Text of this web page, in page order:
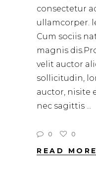
consectetur
ullamcorper.
Cum sociis
magnis
velit auctor
sollicitudin,
auctor, nisite
nec sagittis
0 0
READ MORE